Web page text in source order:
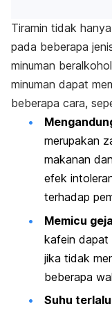
Tiramin tidak
pada beberapa
minuman
minuman dapat
beberapa cara,
merupakan
makanan
efek
terhadap
Memicu
kafein dapat
jika tidak
beberapa
Suhu